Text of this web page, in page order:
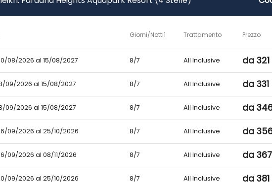
Giorni/Notti1 Trattamento Prezzo
08/2026 al 15/08/2027 8/7 All Inclusive da
09/2026 al 15/08/2027 8/7 All Inclusive da
09/2026 al 15/08/2027 8/7 All Inclusive da
09/2026 al 25/10/2026 8/7 All Inclusive da
09/2026 al 08/11/2026 8/7 All Inclusive da
09/2026 al 25/10/2026 8/7 All Inclusive da